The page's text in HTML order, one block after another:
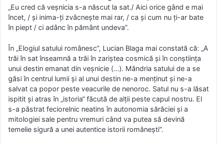
„Eu cred că veşnicia s-a născut la sat./ Aici orice gând e mai
încet, / şi inima-ţi zvâcneşte mai rar, / ca şi cum nu ţi-ar bate
în piept / ci adânc în pământ undeva”.
În „Elogiul satului românesc”, Lucian Blaga mai constată că: „A
trăi în sat înseamnă a trăi în zariştea cosmică şi în conştiinţa
unui destin emanat din veşnicie (…). Mândria satului de a se
găsi în centrul lumii şi al unui destin ne-a menţinut şi ne-a
salvat ca popor peste veacurile de nenoroc. Satul nu s-a lăsat
ispitit şi atras în „istoria“ făcută de alţii peste capul nostru. El
s-a păstrat feciorelnic neatins în autonomia sărăciei şi a
mitologiei sale pentru vremuri când va putea să devină
temelie sigură a unei autentice istorii româneşti“.